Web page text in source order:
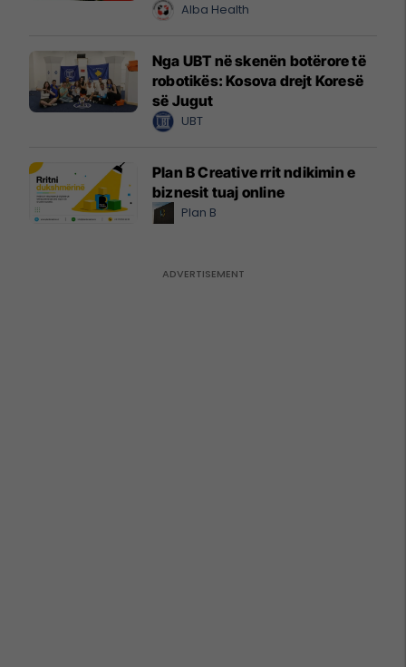
Alba Health
Nga UBT në skenën botërore të
robotikës: Kosova drejt Koresë
së Jugut
UBT
Plan B Creative rrit ndikimin e
biznesit tuaj online
Plan B